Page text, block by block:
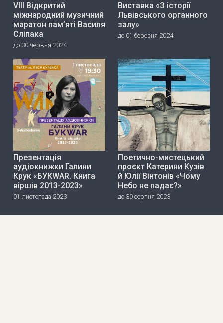
VIII Відкритий
міжнародний музичний
маратон пам’яті Василя
Сліпака
до 30 червня 2024
Виставка «З історії
Львівського органного
залу»
до 01 березня 2024
Презентація
аудіокнижки Галини
Крук «БУКWAR. Книга
віршів 2013-2023»
01 листопада 2023
Поетично-мистецький
проєкт Катерини Кузів
й Юлії Вінтонів «Чому
Небо не падає?»
до 30 серпня 2023